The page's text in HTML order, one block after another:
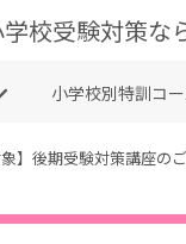
校受験対策な
小学校別特訓コ
象】後期受験対策講座の